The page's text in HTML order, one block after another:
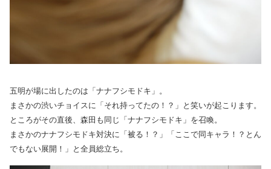
五明が場に出したのは「ナナフシモドキ」。
まさかの渋いチョイスに「それ持ってたの！？」と笑いが起こります。
ところがその直後、森田も同じ「ナナフシモドキ」を召喚。
まさかのナナフシモドキ対決に「被る！？」「ここで同キャラ！？とん
でもない展開！」と全員総立ち。